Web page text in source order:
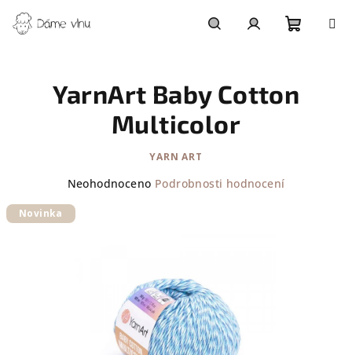
na
obsah
košík
YarnArt Baby Cotton
Multicolor
YARN ART
Průměrné
produktu
Neohodnoceno Podrobnosti hodnocení
Novinka